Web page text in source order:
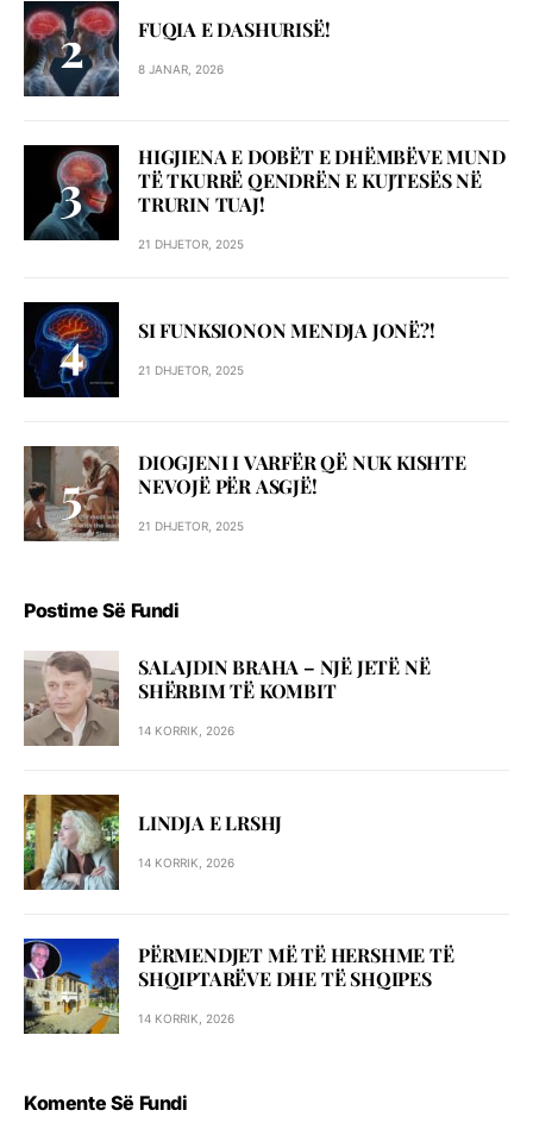
FUQIA E DASHURISË!
8 JANAR, 2026
HIGJIENA E DOBËT E DHËMBËVE MUND
TË TKURRË QENDRËN E KUJTESËS NË
TRURIN TUAJ!
21 DHJETOR, 2025
SI FUNKSIONON MENDJA JONË?!
21 DHJETOR, 2025
DIOGJENI I VARFËR QË NUK KISHTE
NEVOJË PËR ASGJË!
21 DHJETOR, 2025
Postime Së Fundi
SALAJDIN BRAHA – NJЁ JETЁ NЁ
SHЁRBIM TЁ KOMBIT
14 KORRIK, 2026
LINDJA E LRSHJ
14 KORRIK, 2026
PËRMENDJET MË TË HERSHME TË
SHQIPTARËVE DHE TË SHQIPES
14 KORRIK, 2026
Komente Së Fundi